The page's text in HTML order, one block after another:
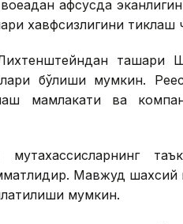
афсусда
хавфсизлигини тиклаш
ташқари
бўлиши мумкин.
мамлакати ва
мутахассисларнинг
Мавжуд
мумкин.